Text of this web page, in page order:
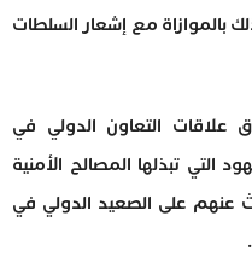
بالموازاة مع إشعار السلطات
علاقات التعاون الدولي في
التي تبذلها المصالح الأمنية
عنهم على الصعيد الدولي في